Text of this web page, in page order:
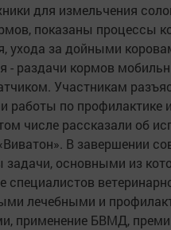
для измельчения
показаны процессы
ухода за дойными
- раздачи кормов
Участникам
работы по профилактике
числе рассказали об
В завершении
задачи, основными из
специалистов
лечебными и
применение БВМД,